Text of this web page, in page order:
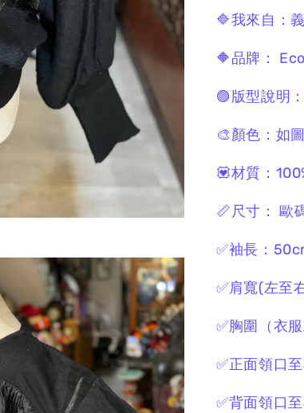
🔷我來自：
🔶品牌：
🟣版型說明
🎨顏色：如
💟材質：
📏尺寸： 歐
✅袖長：
✅肩寬(左至
✅胸圍（衣
✅正面領口
✅背面領口